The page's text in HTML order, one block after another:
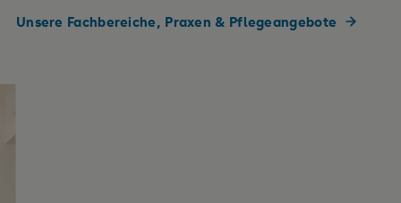
Unsere Fachbereiche, Praxen & Pflegeangebote